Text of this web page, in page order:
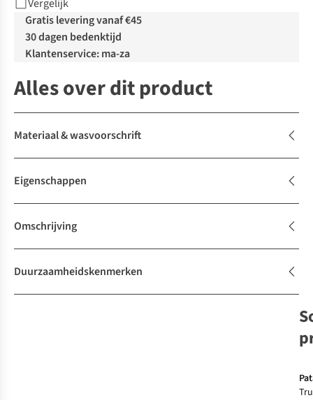
Vergelijk
Gratis levering vanaf €45
30 dagen bedenktijd
Klantenservice: ma-za
Alles over dit product
Materiaal & wasvoorschrift
Eigenschappen
Omschrijving
Duurzaamheidskenmerken